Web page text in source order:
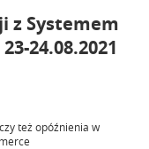
z Systemem
24.08.2021
też opóźnienia w